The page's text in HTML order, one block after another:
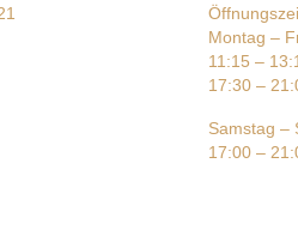
Montag –
11:15 –
17:30 –
Samstag –
17:00 –